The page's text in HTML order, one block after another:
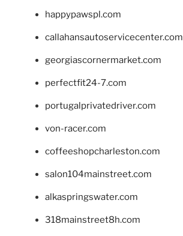
happypawspl.com
callahansautoservicecenter.com
georgiascornermarket.com
perfectfit24-7.com
portugalprivatedriver.com
von-racer.com
coffeeshopcharleston.com
salon104mainstreet.com
alkaspringswater.com
318mainstreet8h.com